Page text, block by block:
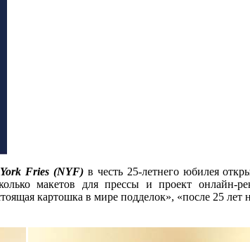
Fries (NYF) в честь 25-летнего юбилея
макетов для прессы и проект онлайн-
картошка в мире подделок», «после 25 лет